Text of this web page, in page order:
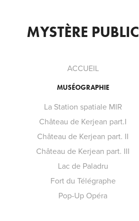
MYSTÈRE PUBLIC
ACCUEIL
MUSÉOGRAPHIE
La Station spatiale MIR
Château de Kerjean part.I
Château de Kerjean part. II
Château de Kerjean part. III
Lac de Paladru
Fort du Télégraphe
Pop-Up Opéra